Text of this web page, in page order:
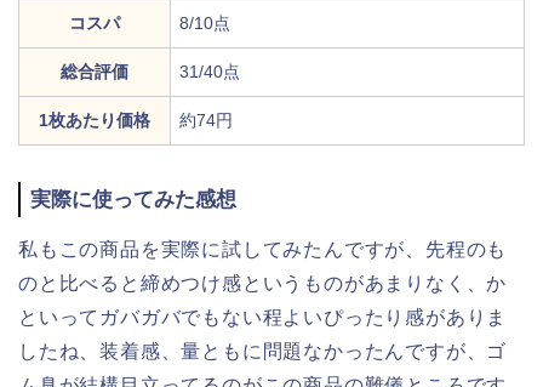
コスパ 8/10点
総合評価 31/40点
1枚あたり価格 約74円
実際に使ってみた感想
私もこの商品を実際に試してみたんですが、先程のも
のと比べると締めつけ感というものがあまりなく、か
といってガバガバでもない程よいぴったり感がありま
したね、装着感、量ともに問題なかったんですが、ゴ